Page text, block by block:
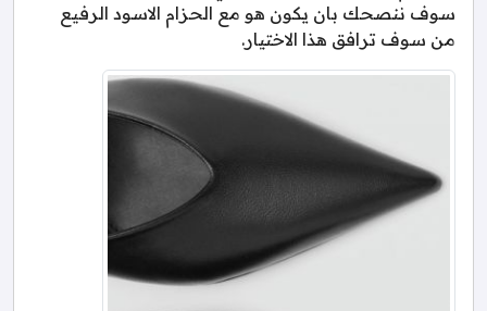
سوف ننصحك بان يكون هو مع الحزام الاسود الرفيع
من سوف ترافق هذا الاختيار.